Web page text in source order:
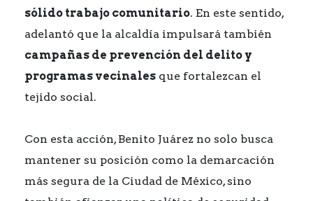
sólido trabajo comunitario. En este sentido,
adelantó que la alcaldía impulsará también
campañas de prevención del delito y
programas vecinales que fortalezcan el
tejido social.
Con esta acción, Benito Juárez no solo busca
mantener su posición como la demarcación
más segura de la Ciudad de México, sino